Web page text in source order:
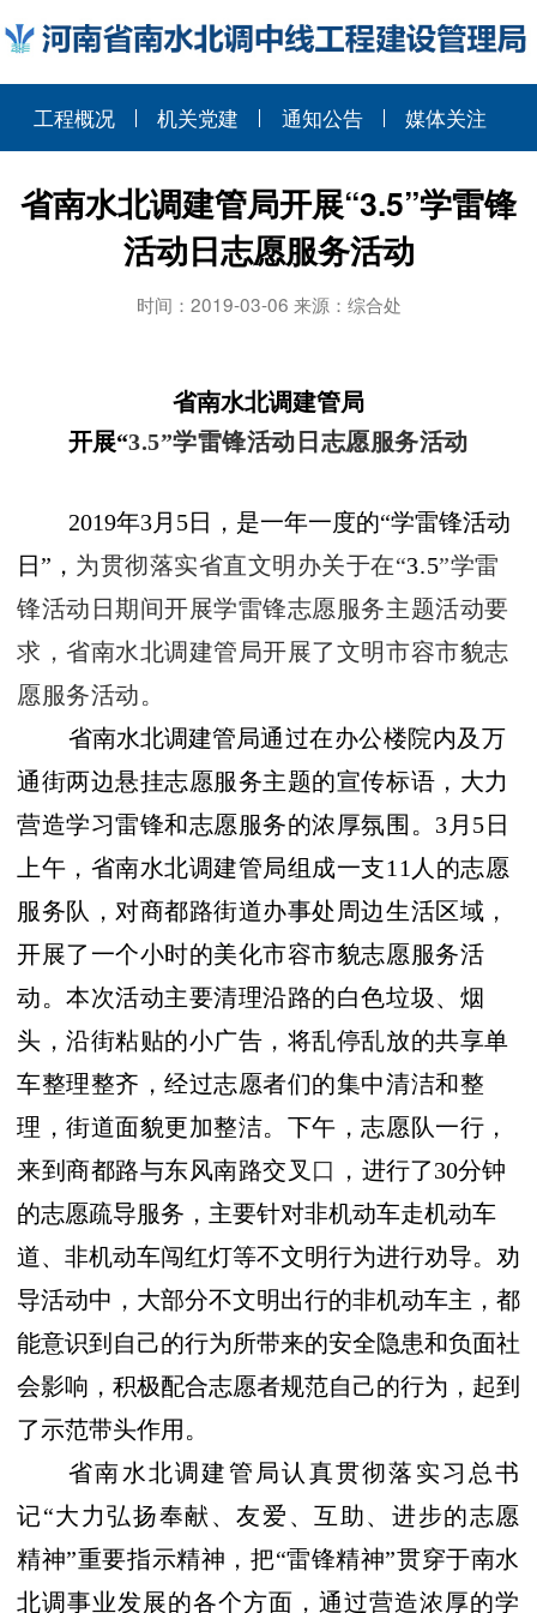
工程概况 机关党建 通知公告 媒体关注
省南水北调建管局开展“3.5”学雷锋
活动日志愿服务活动
时间：2019-03-06 来源：综合处
省南水北调建管局
开展“3.5”学雷锋活动日志愿服务活动
2019年3月 5日，是一年一度的“学雷锋活动
日”， 为贯彻落实省直文明办关于在“3.5”学雷
锋活动日期间开展学雷锋志愿服务主题活动要
求，省南水北调建管局开展了文明市容市貌志
愿服务活动。
省南水北调建管局通过在办公楼院内及万
通街两边悬挂志愿服务主题的宣传标语，大力
营造学习雷锋和志愿服务的浓厚氛围。 3 月 5 日
上午，省南水北调建管局组成一支11 人的志愿
服务队，对商都路街道办事处周边生活区域，
开展了一个小时的美化市容市貌志愿服务活
动。本次活动主要清理沿路的白色垃圾、烟
头，沿街粘贴的小广告，将乱停乱放的共享单
车整理整齐，经过志愿者们的集中清洁和整
理，街道面貌更加整洁。下午，志愿队一行，
来到商都路与东风南路交叉 口 ， 进行了30分钟
的志愿疏导服务 ，主要针对非机动车走机动车
道、非机动车闯红灯等不文明行为进行劝导。劝
导活动中，大部分不文明出行的非机动车主，都
能意识到自己的行为所带来的安全隐患和负面社
会影响，积极配合志愿者规范自己的行为，起到
了示范带头作用。
省南水北调建管局认真贯彻落实习总书
记“大力弘扬奉献、友爱、互助、进步的志愿
精神”重要指示精神，把“雷锋精神”贯穿于南水
北调事业发展的各个方面，通过营造浓厚的学